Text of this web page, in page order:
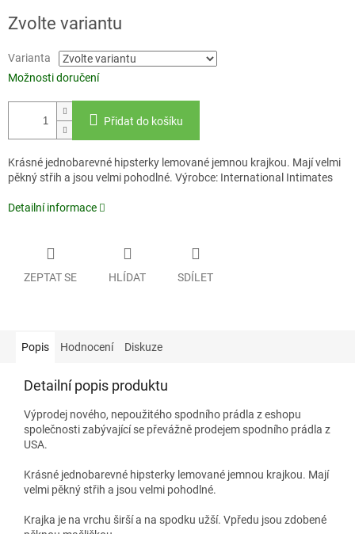
cena:
Zvolte variantu
Varianta
Možnosti doručení
Přidat do košíku
Krásné jednobarevné hipsterky lemované jemnou krajkou. Mají velmi
pěkný střih a jsou velmi pohodlné. Výrobce: International Intimates
Detailní informace
ZEPTAT SE HLÍDAT SDÍLET
Popis Hodnocení Diskuze
Detailní popis produktu
Výprodej nového, nepoužitého spodního prádla z eshopu
společnosti zabývající se převážně prodejem spodního prádla z
USA.
Krásné jednobarevné hipsterky lemované jemnou krajkou. Mají
velmi pěkný střih a jsou velmi pohodlné.
Krajka je na vrchu širší a na spodku užší. Vpředu jsou zdobené